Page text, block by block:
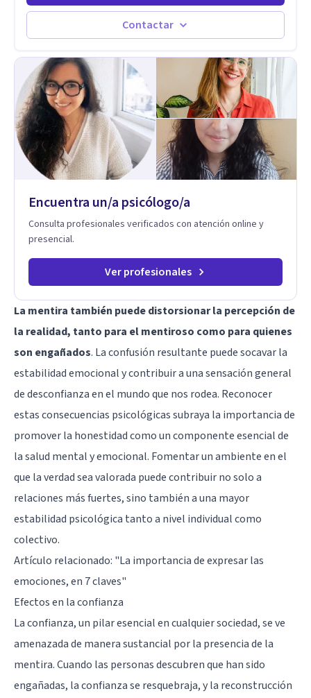
entre otras).
Contactar
Encuentra un/a psicólogo/a
Consulta profesionales verificados con atención online y
presencial.
Ver profesionales
La mentira también puede distorsionar la percepción de
la realidad, tanto para el mentiroso como para quienes
son engañados. La confusión resultante puede socavar la
estabilidad emocional y contribuir a una sensación general
de desconfianza en el mundo que nos rodea. Reconocer
estas consecuencias psicológicas subraya la importancia de
promover la honestidad como un componente esencial de
la salud mental y emocional. Fomentar un ambiente en el
que la verdad sea valorada puede contribuir no solo a
relaciones más fuertes, sino también a una mayor
estabilidad psicológica tanto a nivel individual como
colectivo.
Artículo relacionado: "La importancia de expresar las
emociones, en 7 claves"
Efectos en la confianza
La confianza, un pilar esencial en cualquier sociedad, se ve
amenazada de manera sustancial por la presencia de la
mentira. Cuando las personas descubren que han sido
engañadas, la confianza se resquebraja, y la reconstrucción